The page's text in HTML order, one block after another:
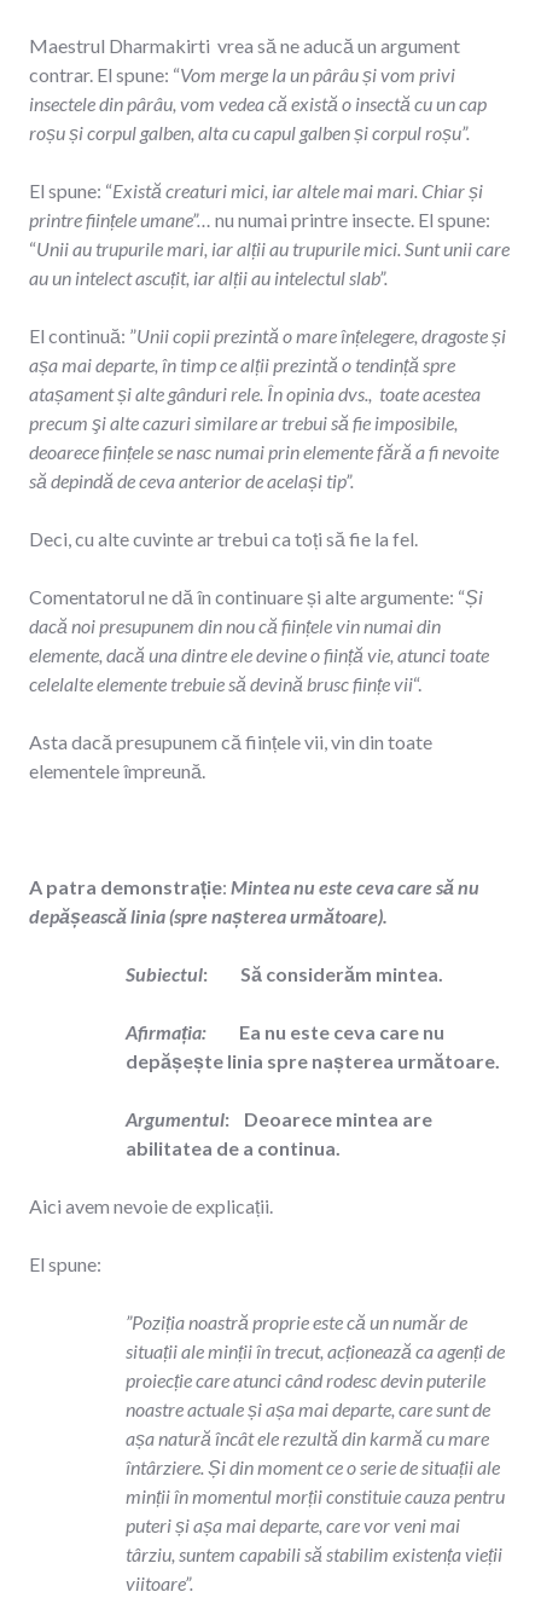
Maestrul Dharmakirti vrea să ne aducă un argument
contrar. El spune: “Vom merge la un pârâu și vom privi
insectele din pârâu, vom vedea că există o insectă cu un cap
roșu și corpul galben, alta cu capul galben și corpul roșu”.
El spune: “Există creaturi mici, iar altele mai mari. Chiar și
printre ființele umane”… nu numai printre insecte. El spune:
“Unii au trupurile mari, iar alții au trupurile mici. Sunt unii care
au un intelect ascuțit, iar alții au intelectul slab”.
El continuă: ”Unii copii prezintă o mare înțelegere, dragoste și
așa mai departe, în timp ce alții prezintă o tendință spre
atașament și alte gânduri rele. În opinia dvs., toate acestea
precum şi alte cazuri similare ar trebui să fie imposibile,
deoarece ființele se nasc numai prin elemente fără a fi nevoite
să depindă de ceva anterior de același tip”.
Deci, cu alte cuvinte ar trebui ca toți să fie la fel.
Comentatorul ne dă în continuare și alte argumente: “Și
dacă noi presupunem din nou că ființele vin numai din
elemente, dacă una dintre ele devine o ființă vie, atunci toate
celelalte elemente trebuie să devină brusc ființe vii“.
Asta dacă presupunem că ființele vii, vin din toate
elementele împreună.
A patra demonstrație: Mintea nu este ceva care să nu
depășească linia (spre nașterea următoare).
Subiectul: Să considerăm mintea.
Afirmația: Ea nu este ceva care nu
depășește linia spre nașterea următoare.
Argumentul: Deoarece mintea are
abilitatea de a continua.
Aici avem nevoie de explicații.
El spune:
”Poziția noastră proprie este că un număr de
situații ale minții în trecut, acționează ca agenți de
proiecție care atunci când rodesc devin puterile
noastre actuale și așa mai departe, care sunt de
așa natură încât ele rezultă din karmă cu mare
întârziere. Și din moment ce o serie de situații ale
minții în momentul morții constituie cauza pentru
puteri și așa mai departe, care vor veni mai
târziu, suntem capabili să stabilim existența vieții
viitoare”.